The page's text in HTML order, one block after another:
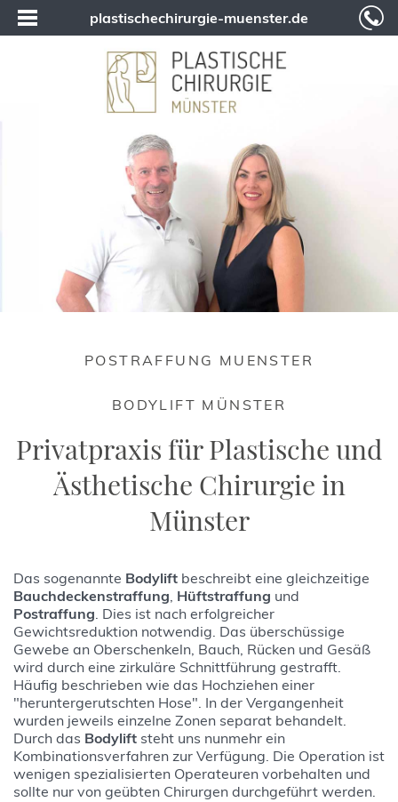
plastischechirurgie-muenster.de
POSTRAFFUNG MUENSTER
BODYLIFT MÜNSTER
Privatpraxis für Plastische und
Ästhetische Chirurgie in
Münster
Das sogenannte Bodylift beschreibt eine gleichzeitige
Bauchdeckenstraffung, Hüftstraffung und
Postraffung. Dies ist nach erfolgreicher
Gewichtsreduktion notwendig. Das überschüssige
Gewebe an Oberschenkeln, Bauch, Rücken und Gesäß
wird durch eine zirkuläre Schnittführung gestrafft.
Häufig beschrieben wie das Hochziehen einer
"heruntergerutschten Hose". In der Vergangenheit
wurden jeweils einzelne Zonen separat behandelt.
Durch das Bodylift steht uns nunmehr ein
Kombinationsverfahren zur Verfügung. Die Operation ist
wenigen spezialisierten Operateuren vorbehalten und
sollte nur von geübten Chirurgen durchgeführt werden.